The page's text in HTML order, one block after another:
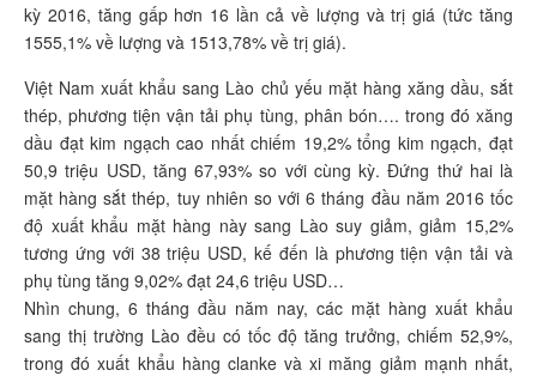
kỳ 2016, tăng gấp hơn 16 lần cả về lượng và trị giá (tức tăng
1555,1% về lượng và 1513,78% về trị giá).
Việt Nam xuất khẩu sang Lào chủ yếu mặt hàng xăng dầu, sắt
thép, phương tiện vận tải phụ tùng, phân bón…. trong đó xăng
dầu đạt kim ngạch cao nhất chiếm 19,2% tổng kim ngạch, đạt
50,9 triệu USD, tăng 67,93% so với cùng kỳ. Đứng thứ hai là
mặt hàng sắt thép, tuy nhiên so với 6 tháng đầu năm 2016 tốc
độ xuất khẩu mặt hàng này sang Lào suy giảm, giảm 15,2%
tương ứng với 38 triệu USD, kế đến là phương tiện vận tải và
phụ tùng tăng 9,02% đạt 24,6 triệu USD…
Nhìn chung, 6 tháng đầu năm nay, các mặt hàng xuất khẩu
sang thị trường Lào đều có tốc độ tăng trưởng, chiếm 52,9%,
trong đó xuất khẩu hàng clanke và xi măng giảm mạnh nhất,